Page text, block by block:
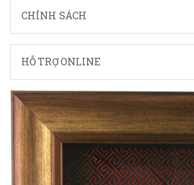
CHÍNH SÁCH
HỖ TRỢ ONLINE